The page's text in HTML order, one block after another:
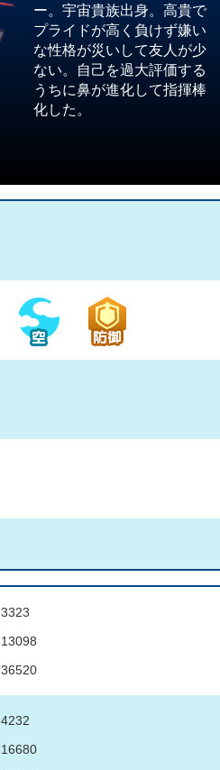
ー。宇宙貴族出身。高貴で
プライドが高く負けず嫌い
な性格が災いして友人が少
ない。自己を過大評価する
うちに鼻が進化して指揮棒
化した。
3323
13098
36520
4232
16680